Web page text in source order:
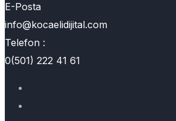
E-Posta
info@kocaelidijital.com
Telefon :
0(501) 222 41 61